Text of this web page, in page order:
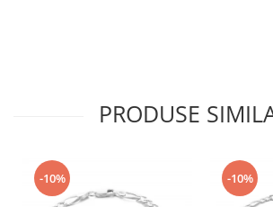
PRODUSE
-10% -10%